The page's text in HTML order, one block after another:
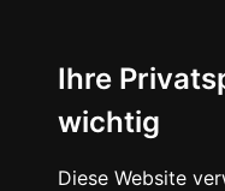
Ihre
wichtig
Diese Website